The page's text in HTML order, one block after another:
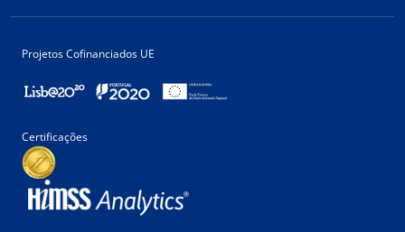
Projetos Cofinanciados UE
Certificações